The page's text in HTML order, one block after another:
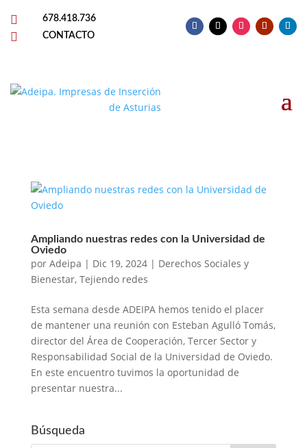
 678.418.736
 CONTACTO
Ampliando nuestras redes con la Universidad de
Oviedo
por Adeipa | Dic 19, 2024| Derechos Sociales y
Bienestar, Tejiendo redes
Esta semana desde ADEIPA hemos tenido el placer
de mantener una reunión con Esteban Agulló Tomás,
director del Área de Cooperación, Tercer Sector y
Responsabilidad Social de la Universidad de Oviedo.
En este encuentro tuvimos la oportunidad de
presentar nuestra...
Búsqueda